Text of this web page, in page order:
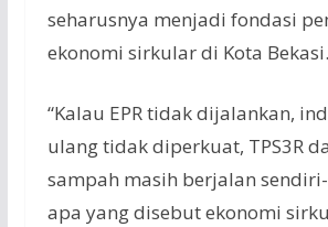
seharusnya menjadi fondasi
ekonomi sirkular di Kota Bekasi.
“Kalau EPR tidak dijalankan,
ulang tidak diperkuat, TPS3R
sampah masih berjalan
apa yang disebut ekonomi